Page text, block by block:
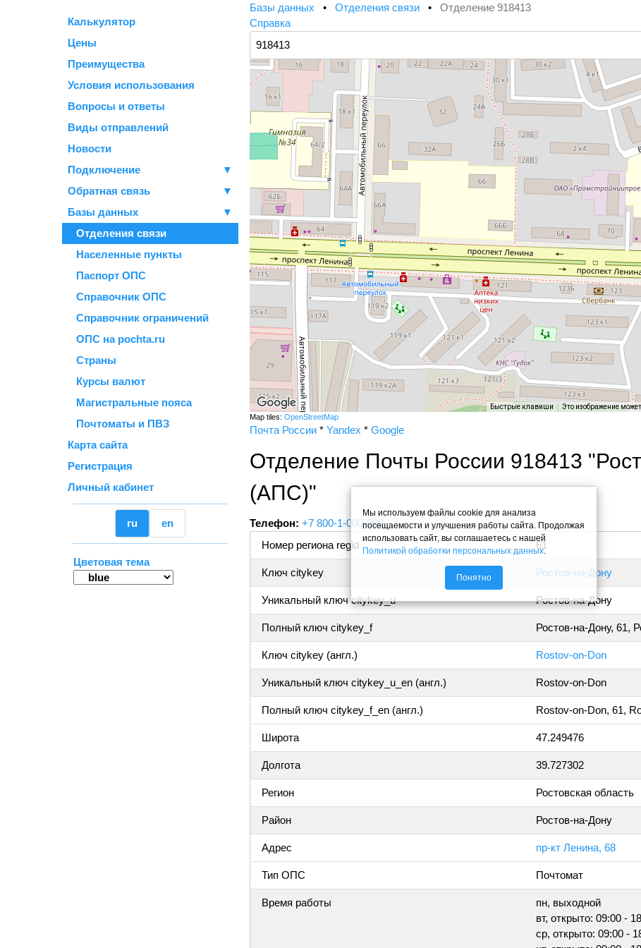
Калькулятор
Цены
Преимущества
Условия использования
Вопросы и ответы
Виды отправлений
Новости
Подключение
▼
Обратная связь
▼
Базы данных
▼
Отделения связи
Населенные пункты
Паспорт ОПС
Справочник ОПС
Справочник ограничений
ОПС на pochta.ru
Страны
Курсы валют
Магистральные пояса
Почтоматы и ПВЗ
Карта сайта
Регистрация
Личный кабинет
ru en
Цветовая тема
Базы данных • Отделения связи • Отделение 918413
Справка
Быстрые клавиши Это изображение
Map tiles: OpenStreetMap
Почта России * Yandex * Google
Отделение Почты России 918413
(АПС)"
Телефон: +7 800-1-000-000
Номер региона regid
61
Ключ citykey Ростов-на-Дону
Уникальный ключ citykey_u Ростов-на-Дону
Полный ключ citykey_f Ростов-на-Дону, 61,
Ключ citykey (англ.) Rostov-on-Don
Уникальный ключ citykey_u_en (англ.) Rostov-on-Don
Полный ключ citykey_f_en (англ.) Rostov-on-Don, 61,
Широта 47.249476
Долгота 39.727302
Регион Ростовская область
Район Ростов-на-Дону
Адрес пр-кт Ленина, 68
Тип ОПС Почтомат
Время работы
пн, выходной
вт, открыто: 09:00 -
ср, открыто: 09:00 -
Мы используем файлы cookie для анализа
посещаемости и улучшения работы сайта. Продолжая
использовать сайт, вы соглашаетесь с нашей
Политикой обработки персональных данных.
Понятно